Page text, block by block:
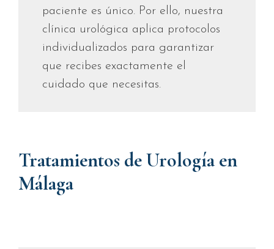
paciente es único. Por ello, nuestra
clínica urológica aplica protocolos
individualizados para garantizar
que recibes exactamente el
cuidado que necesitas.
Tratamientos de Urología en
Málaga